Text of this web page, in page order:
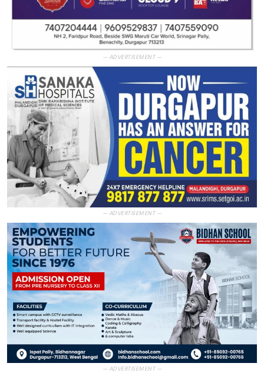
— ADVERTISEMENT —
— ADVERTISEMENT —
— ADVERTISEMENT —